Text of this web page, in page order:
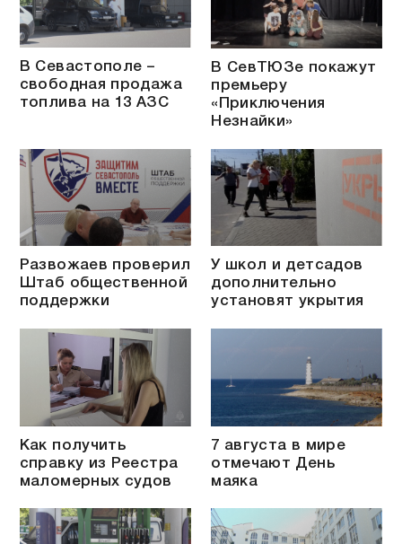
В Севастополе –
свободная продажа
топлива на 13 АЗС
В СевТЮЗе покажут
премьеру
«Приключения
Незнайки»
Развожаев проверил
Штаб общественной
поддержки
У школ и детсадов
дополнительно
установят укрытия
Как получить
справку из Реестра
маломерных судов
7 августа в мире
отмечают День
маяка